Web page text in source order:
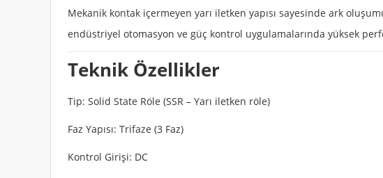
Mekanik kontak içermeyen yarı iletken yapısı sayesinde ark
endüstriyel otomasyon ve güç kontrol uygulamalarında yüksek
Teknik Özellikler
Tip: Solid State Röle (SSR – Yarı iletken röle)
Faz Yapısı: Trifaze (3 Faz)
Kontrol Girişi: DC